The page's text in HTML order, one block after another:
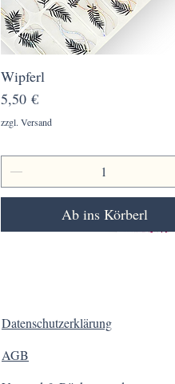
Wipferl
Preis
5,50 €
zzgl. Versand
Ab ins Körberl
Datenschutzerklärung
AGB